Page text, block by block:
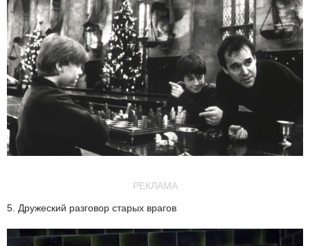
РЕКЛАМА
5. Дружеский разговор старых врагов